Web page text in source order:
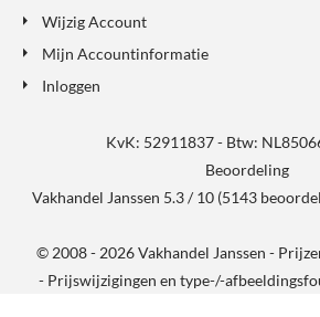
Wijzig Account
Mijn Accountinformatie
Inloggen
KvK: 52911837 - Btw:
Beoordeling
Vakhandel Janssen 5.3/10 (5143
© 2008 - 2026 Vakhandel Janssen -
- Prijswijzigingen en type-/-